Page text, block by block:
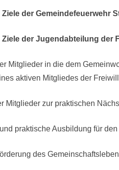
der Gemeindefeuerwehr
der Jugendabteilung der
Mitglieder in die dem
aktiven Mitgliedes der
Mitglieder zur praktischen
praktische Ausbildung für
des